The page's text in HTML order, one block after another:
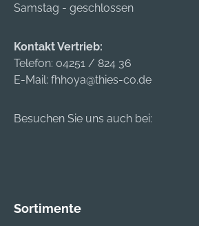
Samstag - geschlossen
Kontakt Vertrieb:
Telefon: 04251 / 824 36
E-Mail: fhhoya@thies-co.de
Besuchen Sie uns auch bei:
Sortimente